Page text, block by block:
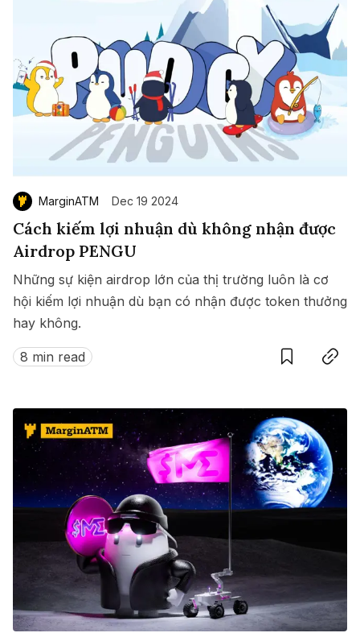
MarginATM Dec 19 2024
Cách kiếm lợi nhuận dù không nhận được
Airdrop PENGU
Những sự kiện airdrop lớn của thị trường luôn là cơ
hội kiếm lợi nhuận dù bạn có nhận được token thưởng
hay không.
8 min read